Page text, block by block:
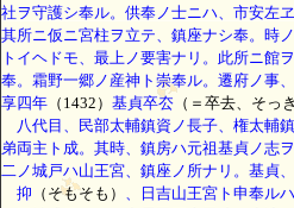
社ヲ守護シ奉ル。供奉ノ士ニハ、市安左
其所ニ仮ニ宮柱ヲ立テ、鎮座ナシ奉。時
トイヘドモ、最上ノ要害ナリ。此所ニ館
奉。霜野一郷ノ産神ト崇奉ル。遷府ノ事
享四年 （1432） 基貞卒厺 （＝卒去、そっ
八代目、民部太輔鎮資ノ長子、権太輔
弟両主ト成。其時、鎮房ハ元祖基貞ノ志
二ノ城戸ハ山王宮、鎮座ノ所ナリ。基貞
抑 （そもそも）
、日吉山王宮ト申奉ル